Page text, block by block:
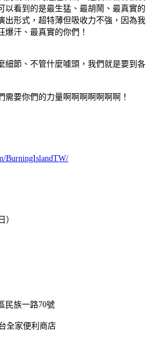
以看到的是最生猛、最胡鬧、最真實的
出形式，超特薄但吸收力不強，因為我
爆汗、最真實的你們！
細節、不管什麼噱頭，我們就是要到各
需要你們的力量啊啊啊啊啊啊啊！
BurningIslandTW/
）
民族一路70號
全家便利商店